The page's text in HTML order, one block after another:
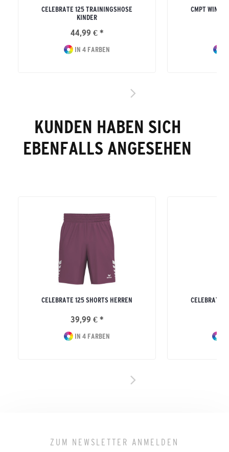
CELEBRATE 125 TRAININGSHOSE
KINDER
44,99 € *
IN 4 FARBEN
CMPT WINGS
KUNDEN HABEN SICH
EBENFALLS ANGESEHEN
CELEBRATE 125 SHORTS HERREN
39,99 € *
IN 4 FARBEN
CELEBRATE
ZUM NEWSLETTER ANMELDEN